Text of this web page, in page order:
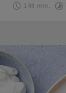
140 min.